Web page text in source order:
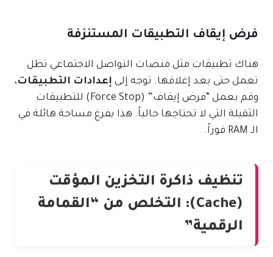
فرض إيقاف التطبيقات المستنزفة
هناك تطبيقات مثل منصات التواصل الاجتماعي تظل
تعمل حتى بعد إغلاقها. توجه إلى إعدادات التطبيقات،
وقم بعمل “فرض إيقاف” (Force Stop) للتطبيقات
الثقيلة التي لا تحتاجها حالياً. هذا يفرغ مساحة هائلة في
الـ RAM فوراً.
تنظيف ذاكرة التخزين المؤقت
(Cache): التخلص من “القمامة
الرقمية”